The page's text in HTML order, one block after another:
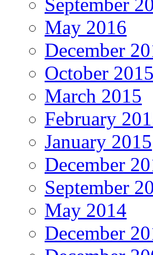
September
May 2016
December
October 2015
March 2015
February
January 2015
December
September
May 2014
December